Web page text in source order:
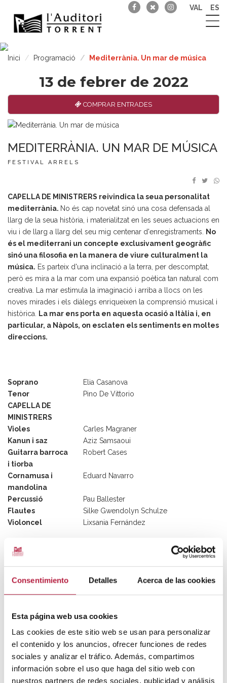
Consentimiento Detalles Acerca de las cookies
Esta página web usa cookies
Las cookies de este sitio web se usan para personalizar
el contenido y los anuncios, ofrecer funciones de redes
sociales y analizar el tráfico. Además, compartimos
información sobre el uso que haga del sitio web con
nuestros partners de redes sociales, publicidad y análisis
ES
VAL
Inici Programació Mediterrània. Un mar de música
13 de febrer de 2022
COMPRAR ENTRADES
MEDITERRÀNIA. UN MAR DE MÚSICA
FESTIVAL ARRELS
CAPELLA DE MINISTRERS reivindica la seua personalitat
mediterrània. No és cap novetat sinó una cosa defensada al
llarg de la seua història, i materialitzat en les seues actuacions en
viu i de llarg a llarg del seu mig centenar d'enregistraments.
No
és el mediterrani un concepte exclusivament geogràfic
sinó una filosofia en la manera de viure culturalment la
música. Es parteix d'una inclinació a la terra, per descomptat,
però es mira a la mar com una expansió poètica tan natural com
creativa. La mar estimula la imaginació i arriba a llocs on les
noves mirades i els diàlegs enriqueixen la comprensió musical i
històrica.
La mar ens porta en aquesta ocasió a Itàlia i, en
particular, a Nàpols, on esclaten els sentiments en moltes
direccions.
Soprano
Elia Casanova
Tenor
Pino De Vittorio
CAPELLA DE
MINISTRERS
Violes
Carles Magraner
Kanun i saz
Aziz Samsaoui
Guitarra barroca
i tiorba
Robert Cases
Cornamusa i
mandolina
Eduard Navarro
Percussió
Pau Ballester
Flautes
Silke Gwendolyn Schulze
Violoncel
Lixsania Fernández
FUNCIONS
PREUS
Pati de butaques12€
Amfiteatre 12€